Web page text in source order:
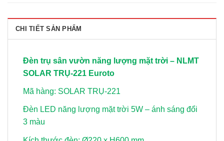
CHI TIẾT SẢN PHẨM
Đèn trụ sân vườn năng lượng mặt trời – NLMT
SOLAR TRỤ-221 Euroto
Mã hàng: SOLAR TRỤ-221
Đèn LED năng lượng mặt trời 5W – ánh sáng đổi
3 màu